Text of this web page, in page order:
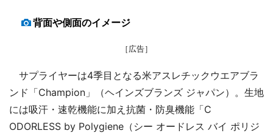
背面や側面のイメージ
［広告］
サプライヤーは4季目となる米アスレチックウエアブラ
ンド「Champion」（ヘインズブランズ ジャパン）。生地
には吸汗・速乾機能に加え抗菌・防臭機能「C
ODORLESS by Polygiene（シー オードレス バイ ポリジ